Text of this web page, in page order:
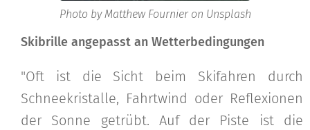
Photo by Matthew Fournier on Unsplash
Skibrille angepasst an Wetterbedingungen
"Oft ist die Sicht beim Skifahren durch
Schneekristalle, Fahrtwind oder Reflexionen
der Sonne getrübt. Auf der Piste ist die